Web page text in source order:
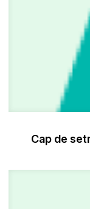
Cap de